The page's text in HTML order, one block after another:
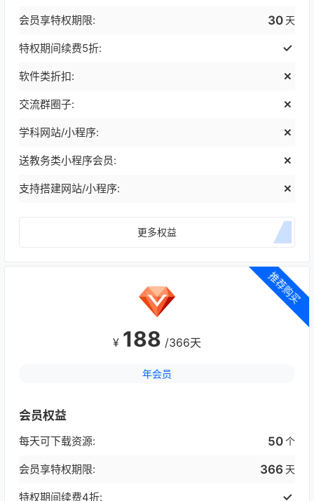
会员享特权期限: 30 天
特权期间续费5折:
软件类折扣:
交流群圈子:
学科网站/小程序:
送教务类小程序会员:
支持搭建网站/小程序:
更多权益
推荐购买
¥ 188 /366天
年会员
会员权益
每天可下载资源: 50个
会员享特权期限: 366 天
特权期间续费4折: